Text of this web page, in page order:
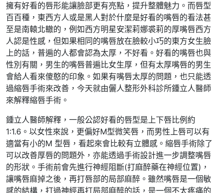
擁有好看的唇形能讓臉部更有亮點，提升整體魅力。而唇型
百百種，東西方人或是黑人對於什麼是好看的嘴唇的看法甚
至是南轅北轍的，例如西方明星安潔莉娜裘莉的厚嘴唇西方
人認是性感，但如果相同的嘴唇放在臉較小巧的東方女生臉
上的話，普遍的人都會認為太厚，不好看。好看的嘴唇也與
性別有關，男生的嘴唇普遍比女生厚，但有太厚嘴唇的男生
會給人看來傻憨的印象。如果有嘴唇太厚的問題，也只能透
過縮唇手術來改善，今天就由儷人整形外科診所鍾立人醫師
來解釋縮唇手術。
鍾立人醫師解釋，一般公認好看的唇型是上下唇比例約
1:1.6。以女性來說，更偏好M型微笑唇，而男性上唇可以有
適當有小的M 型唇，看起來會比較有立體感。縮唇手術除了
可以改善厚唇的問題外，亦能透過手術設計進一步調整嘴唇
的形狀。手術前會先進行神經阻斷(打麻醉藥在神經位置)，
讓嘴唇麻掉之後，再打唇部的局部麻醉。雖然嘴唇是一個敏
感的結構，打過神經再打局部麻醉的話，是一個不太疼痛的